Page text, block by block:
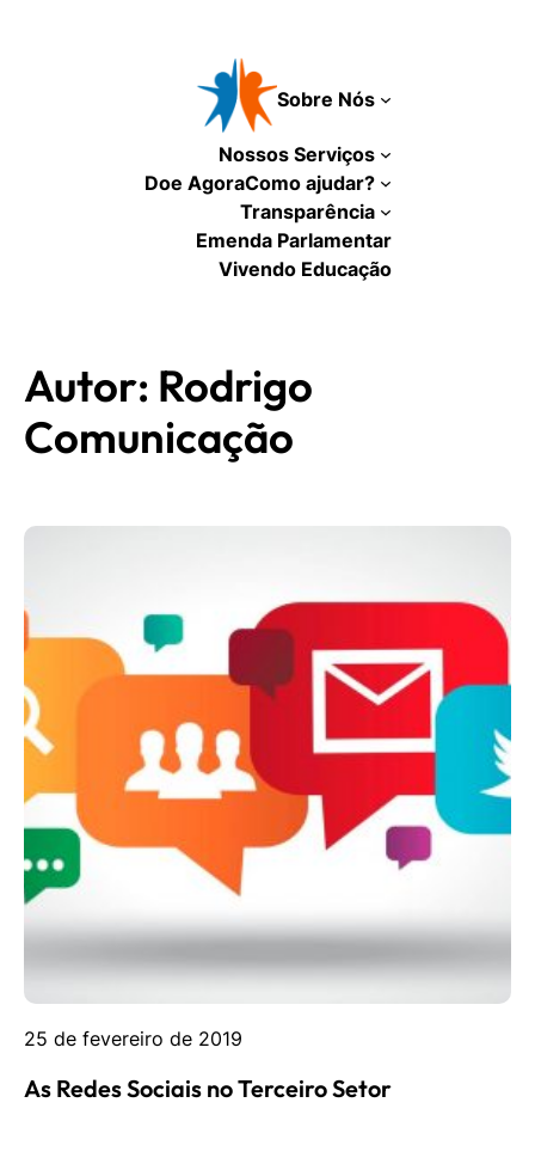
Sobre Nós
Nossos Serviços
Doe AgoraComo ajudar?
Transparência
Emenda Parlamentar
Vivendo Educação
Autor: Rodrigo
Comunicação
25 de fevereiro de 2019
As Redes Sociais no Terceiro Setor